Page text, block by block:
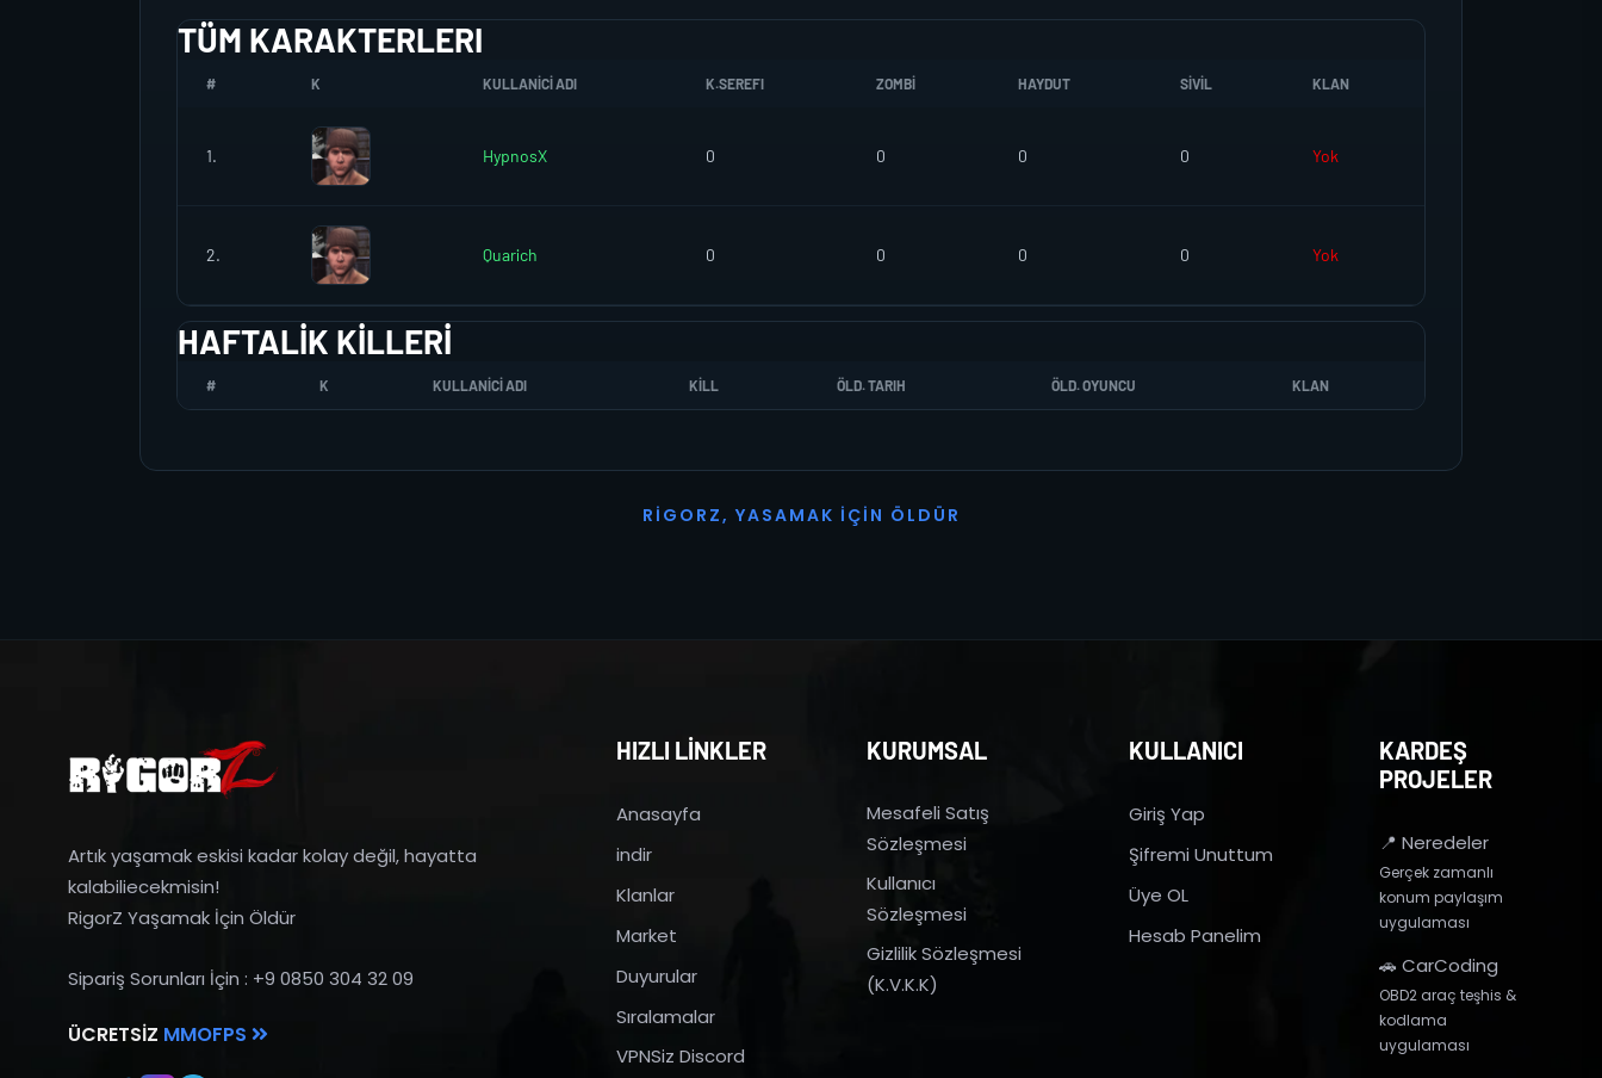
TÜM KARAKTERLERI
# K KULLANICI ADI K.SEREFI ZOMBI HAYDUT SIVIL KLAN
1. HypnosX 0 0 0 0 Yok
2. Quarich 0 0 0 0 Yok
HAFTALIK KILLERI
# K KULLANICI ADI KILL ÖLD. TARIH ÖLD. OYUNCU KLAN
R I G O R Z, YASAMAK İ ÇI N Ö L D Ü R
Artık yaşamak eskisi kadar kolay değil, hayatta
kalabiliecekmisin!
RigorZ Yaşamak İçin Öldür
Sipariş Sorunları İçin : +9 0850 304 32 09
ÜCRETSIZ MMOFPS
HIZLI LİNKLER
Anasayfa
indir
Klanlar
Market
Duyurular
Sıralamalar
VPNSiz Discord
KURUMSAL
Mesafeli Satış
Sözleşmesi
Kullanıcı
Sözleşmesi
Gizlilik Sözleşmesi
(K.V.K.K)
KULLANICI
Giriş Yap
Şifremi Unuttum
Üye OL
Hesab Panelim
KARDEŞ
PROJELER
📍 Neredeler
Gerçek zamanlı
konum paylaşım
uygulaması
🚗 CarCoding
OBD2 araç teşhis &
kodlama
uygulaması